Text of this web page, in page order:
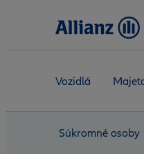
Vozidlá
Súkromné osoby